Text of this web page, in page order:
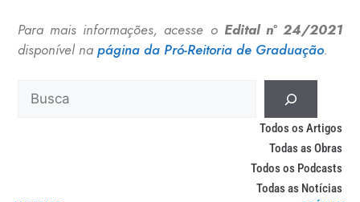
Para mais informações, acesse o Edital nº 24/2021
disponível napágina da Pró-Reitoria de Graduação.
Todos os Artigos
Todas as Obras
Todos os Podcasts
Todas as Notícias